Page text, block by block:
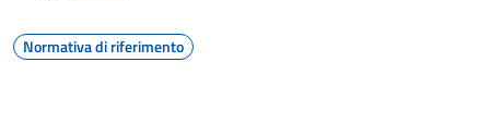
Normativa di riferimento